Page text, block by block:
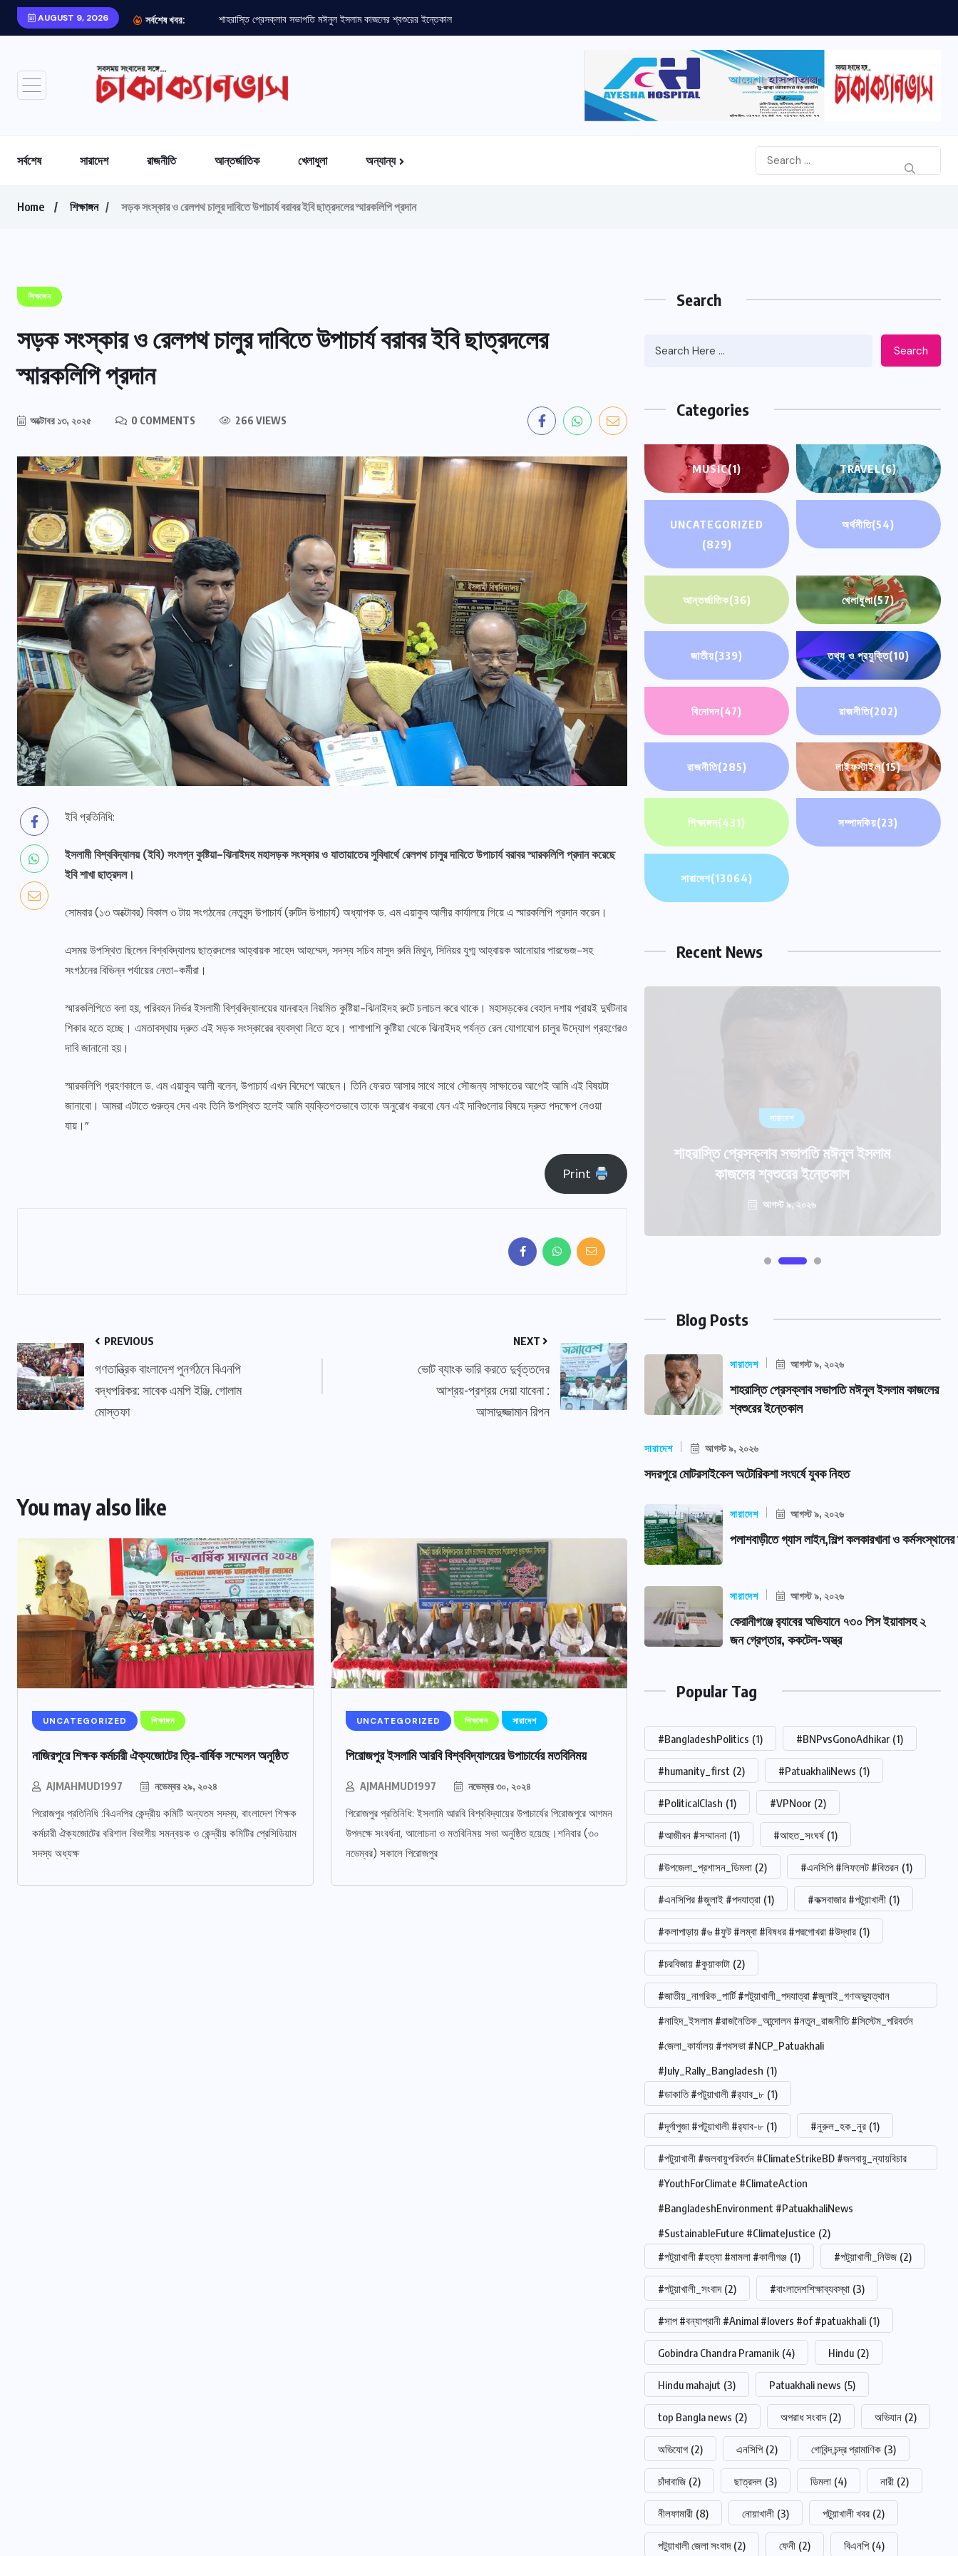
AUGUST 9, 2026 সর্বশেষ খবর: শাহরাস্তি প্রেসক্লাব সভাপতি মঈনুল ইসলাম কাজলের শ্বশুরের ইন্তেকাল
সর্বশেষ সারাদেশ রাজনীতি আন্তর্জাতিক খেলাধুলা অন্যান্য
Home শিক্ষাঙ্গন সড়ক সংস্কার ও রেলপথ চালুর দাবিতে উপাচার্য বরাবর ইবি ছাত্রদলের স্মারকলিপি প্রদান
শিক্ষাঙ্গন
সড়ক সংস্কার ও রেলপথ চালুর দাবিতে উপাচার্য বরাবর ইবি ছাত্রদলের
স্মারকলিপি প্রদান
অক্টোবর ১৩, ২০২৫ 0 COMMENTS 266 VIEWS
ইবি প্রতিনিধি:
ইসলামী বিশ্ববিদ্যালয় (ইবি) সংলগ্ন কুষ্টিয়া-ঝিনাইদহ মহাসড়ক সংস্কার ও যাতায়াতের সুবিধার্থে রেলপথ চালুর দাবিতে ‌উপাচার্য বরাবর স্মারকলিপি প্রদান করেছে
ইবি শাখা ছাত্রদল।
সোমবার (১৩ অক্টোবর) বিকাল ৩ টায় সংগঠনের নেতৃবৃন্দ উপাচার্য (রুটিন উপাচার্য) অধ্যাপক ড. এম এয়াকুব আলীর কার্যালয়ে গিয়ে এ স্মারকলিপি প্রদান করেন।
এসময় উপস্থিত ছিলেন বিশ্ববিদ্যালয় ছাত্রদলের আহ্বায়ক সাহেদ আহম্মেদ, সদস্য সচিব মাসুদ রুমি মিথুন, সিনিয়র যুগ্ম আহ্বায়ক আনোয়ার পারভেজ-সহ
সংগঠনের বিভিন্ন পর্যায়ের নেতা-কর্মীরা।
স্মারকলিপিতে বলা হয়, পরিবহন নির্ভর ইসলামী বিশ্ববিদ্যালয়ের যানবাহন নিয়মিত কুষ্টিয়া-ঝিনাইদহ রুটে চলাচল করে থাকে। মহাসড়কের বেহাল দশায় প্রায়ই দুর্ঘটনার
শিকার হতে হচ্ছে। এমতাবস্থায় দ্রুত এই সড়ক সংস্কারের ব্যবস্থা নিতে হবে। পাশাপাশি কুষ্টিয়া থেকে ঝিনাইদহ পর্যন্ত রেল যোগাযোগ চালুর উদ্যোগ গ্রহণেরও
দাবি জানানো হয়।
স্মারকলিপি গ্রহণকালে ড. এম এয়াকুব আলী বলেন, উপাচার্য এখন বিদেশে আছেন। তিনি ফেরত আসার সাথে সাথে সৌজন্য সাক্ষাতের আগেই আমি এই বিষয়টা
জানাবো। আমরা এটাতে গুরুত্ব দেব এবং তিনি উপস্থিত হলেই আমি ব্যক্তিগতভাবে তাকে অনুরোধ করবো যেন এই দাবিগুলোর বিষয়ে দ্রুত পদক্ষেপ নেওয়া
যায়।”
Print
PREVIOUS
গণতান্ত্রিক বাংলাদেশ পুনর্গঠনে বিএনপি
বদ্ধপরিকর: সাবেক এমপি ইঞ্জি. গোলাম
মোস্তফা
NEXT
ভোট ব্যাংক ভারি করতে দুর্বৃত্তদের
আশ্রয়-প্রশ্রয় দেয়া যাবেনা :
আসাদুজ্জামান রিপন
You may also like
UNCATEGORIZED শিক্ষাঙ্গন
নাজিরপুরে শিক্ষক কর্মচারী ঐক্যজোটের ত্রি-বার্ষিক সম্মেলন অনুষ্ঠিত
AJMAHMUD1997 নভেম্বর ২৯, ২০২৪
পিরোজপুর প্রতিনিধি :বিএনপির কেন্দ্রীয় কমিটি অন্যতম সদস্য, বাংলাদেশ শিক্ষক
কর্মচারী ঐক্যজোটের বরিশাল বিভাগীয় সমন্বয়ক ও কেন্দ্রীয় কমিটির প্রেসিডিয়াম
সদস্য অধ্যক্ষ
UNCATEGORIZED শিক্ষাঙ্গন সারাদেশ
পিরোজপুর ইসলামি আরবি বিশ্ববিদ্যালয়ের উপাচার্যের মতবিনিময়
AJMAHMUD1997 নভেম্বর ৩০, ২০২৪
পিরোজপুর প্রতিনিধি: ইসলামি আরবি বিশ্ববিদ্যায়ের উপাচার্যের পিরোজপুরে আগমন
উপলক্ষে সংবর্ধনা, আলোচনা ও মতবিনিময় সভা অনুষ্ঠিত হয়েছে।শনিবার (৩০
নভেম্বর) সকালে পিরোজপুর
Search
Search
Categories
MUSIC(1) TRAVEL(6)
UNCATEGORIZED
(829)
অর্থনীতি(54)
আন্তর্জাতিক(36) খেলাধুলা(57)
জাতীয়(339) তথ্য ও প্রযুক্তি(10)
বিনোদন(47) রাজনীতি(202)
রাজনীতি(285) লাইফস্টাইল(15)
শিক্ষাঙ্গন(431) সম্পাদকিয়(23)
সারাদেশ(13064)
Recent News
শাহরাস্তি প্রেসক্লাব সভাপতি মঈনুল ইসলাম
কাজলের শ্বশুরের ইন্তেকাল
সারাদেশ
সদরপুরে মোটরসাইকেল অটোরিকশা সংঘর্ষে যুবক
আগস্ট ৯, ২০২৬
Blog Posts
সারাদেশ আগস্ট ৯, ২০২৬
শাহরাস্তি প্রেসক্লাব সভাপতি মঈনুল ইসলাম কাজলের
শ্বশুরের ইন্তেকাল
সারাদেশ আগস্ট ৯, ২০২৬
সদরপুরে মোটরসাইকেল অটোরিকশা সংঘর্ষে যুবক নিহত
সারাদেশ আগস্ট ৯, ২০২৬
পলাশবাড়ীতে গ্যাস লাইন,শিল্প কলকারখানা ও কর্মসংস্থানের
সারাদেশ আগস্ট ৯, ২০২৬
কেরানীগঞ্জে র‍্যাবের অভিযানে ৭৩০ পিস ইয়াবাসহ ২
জন গ্রেপ্তার, ককটেল-অস্ত্র
Popular Tag
#BangladeshPolitics (1) #BNPvsGonoAdhikar (1)
#humanity_first (2) #PatuakhaliNews (1)
#PoliticalClash (1) #VPNoor (2)
#আজীবন #সম্মাননা (1) #আহত_সংঘর্ষ (1)
#উপজেলা_প্রশাসন_ডিমলা (2) #এনসিপি #লিফলেট #বিতরন (1)
#এনসিপির #জুলাই #পদযাত্রা (1) #কক্সবাজার #পটুয়াখালী (1)
#কলাপাড়ায় #৬ #ফুট #লম্বা #বিষধর #পদ্মগোখরা #উদ্ধার (1)
#চরবিজায় #কুয়াকাটা (2)
#জাতীয়_নাগরিক_পার্টি #পটুয়াখালী_পদযাত্রা #জুলাই_গণঅভ্যুত্থান
#নাহিদ_ইসলাম #রাজনৈতিক_আন্দোলন #নতুন_রাজনীতি #সিস্টেম_পরিবর্তন
#জেলা_কার্যালয় #পথসভা #NCP_Patuakhali
#July_Rally_Bangladesh (1)
#ডাকাতি #পটুয়াখালী #র‍্যাব_৮ (1)
#দূর্গাপুজা #পটুয়াখালী #র‍্যাব-৮ (1) #নুরুল_হক_নুর (1)
#পটুয়াখালী #জলবায়ুপরিবর্তন #ClimateStrikeBD #জলবায়ু_ন্যায়বিচার
#YouthForClimate #ClimateAction
#BangladeshEnvironment #PatuakhaliNews
#SustainableFuture #ClimateJustice (2)
#পটুয়াখালী #হত্যা #মামলা #কালীগঞ্জ (1) #পটুয়াখালী_নিউজ (2)
#পটুয়াখালী_সংবাদ (2) #বাংলাদেশশিক্ষাব্যবস্থা (3)
#সাপ #বন্যাপ্রানী #Animal #lovers #of #patuakhali (1)
Gobindra Chandra Pramanik (4) Hindu (2)
Hindu mahajut (3) Patuakhali news (5)
top Bangla news (2) অপরাধ সংবাদ (2) অভিযান (2)
অভিযোগ (2) এনসিপি (2) গোবিন্দ চন্দ্র প্রামাণিক (3)
চাঁদাবাজি (2) ছাত্রদল (3) ডিমলা (4) নারী (2)
নীলফামারী (8) নোয়াখালী (3) পটুয়াখালী খবর (2)
পটুয়াখালী জেলা সংবাদ (2) ফেনী (2) বিএনপি (4)